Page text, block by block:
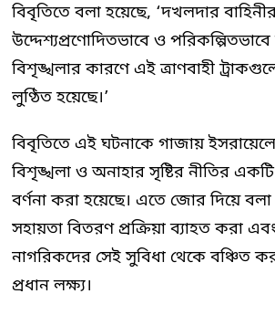
বিবৃতিতে বলা হয়েছে, ‘দখলদার
উদ্দেশ্যপ্রণোদিতভাবে ও পরিকল্পিতভাবে
বিশৃঙ্খলার কারণে এই ত্রাণবাহী
লুণ্ঠিত হয়েছে।’
বিবৃতিতে এই ঘটনাকে গাজায়
বিশৃঙ্খলা ও অনাহার সৃষ্টির নীতির
বর্ণনা করা হয়েছে। এতে জোর দিয়ে
সহায়তা বিতরণ প্রক্রিয়া ব্যাহত করা
নাগরিকদের সেই সুবিধা থেকে বঞ্চিত
প্রধান লক্ষ্য।